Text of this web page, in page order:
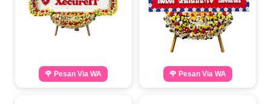
🌹 Pesan Via WA 🌹 Pesan Via WA